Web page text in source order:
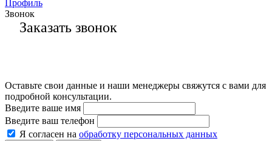
Профиль
Звонок
Заказать звонок
Оставьте свои данные и наши менеджеры свяжутся с вами для
подробной консультации.
Введите ваше имя
Введите ваш телефон
Я согласен на обработку персональных данных